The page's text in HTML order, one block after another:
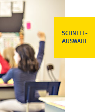
SCHNELL-
AUSWAHL